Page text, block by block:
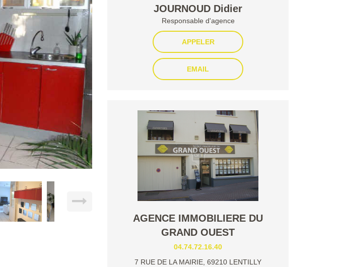
JOURNOUD Didier
Responsable d'agence
APPELER
EMAIL
AGENCE IMMOBILIERE DU
GRAND OUEST
04.74.72.16.40
7 RUE DE LA MAIRIE, 69210 LENTILLY